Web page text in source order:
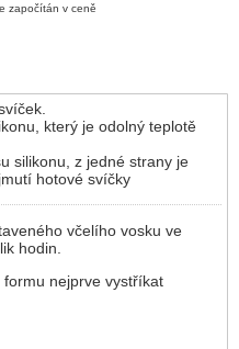
započítán v ceně
který je odolný teplotě
silikonu, z jedné strany je
hotové svíčky
včelího vosku ve
hodin.
nejprve vystříkat